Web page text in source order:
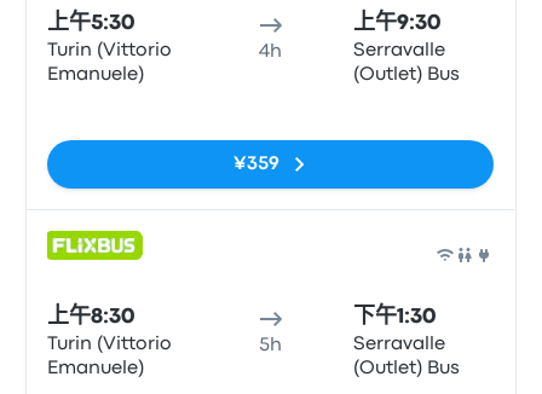
上午5:30
Turin (Vittorio
Emanuele)
4h
上午9:30
Serravalle
(Outlet) Bus
¥359
上午8:30
Turin (Vittorio
Emanuele)
5h
下午1:30
Serravalle
(Outlet) Bus